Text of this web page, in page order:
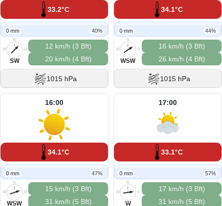
33.2°C
0 mm 40%
N
O
S
W
SW
12 km/h (3 Bft)
20 km/h (4 Bft)
1015 hPa
34.1°C
0 mm 44%
N
O
S
W
WSW
16 km/h (3 Bft)
26 km/h (4 Bft)
1015 hPa
16:00
34.1°C
0 mm 47%
N
O
S
W
WSW
15 km/h (3 Bft)
31 km/h (5 Bft)
17:00
33.1°C
0 mm 57%
N
O
S
W
W
17 km/h (3 Bft)
31 km/h (5 Bft)